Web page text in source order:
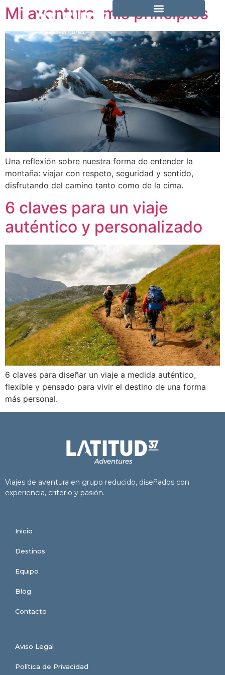
Mi aventura, mis principios
Una reflexión sobre nuestra forma de entender la
montaña: viajar con respeto, seguridad y sentido,
disfrutando del camino tanto como de la cima.
6 claves para un viaje
auténtico y personalizado
6 claves para diseñar un viaje a medida auténtico,
flexible y pensado para vivir el destino de una forma
más personal.
Viajes de aventura en grupo reducido, diseñados con
experiencia, criterio y pasión.
Inicio
Destinos
Equipo
Blog
Contacto
Aviso Legal
Política de Privacidad